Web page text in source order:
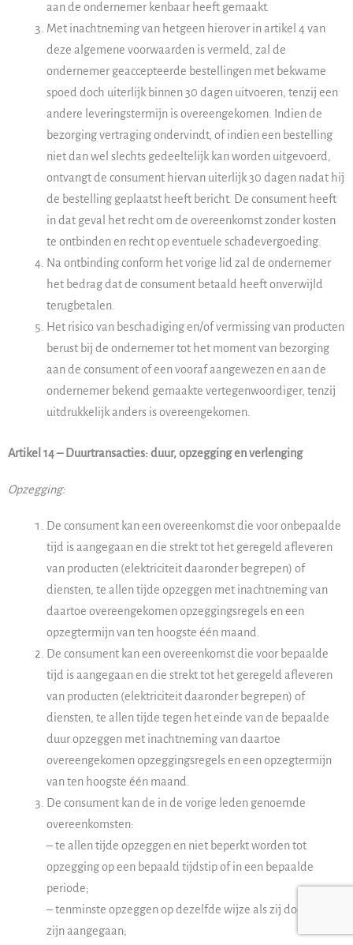
aan de ondernemer kenbaar heeft gemaakt.
Met inachtneming van hetgeen hierover in artikel 4 van
deze algemene voorwaarden is vermeld, zal de
ondernemer geaccepteerde bestellingen met bekwame
spoed doch uiterlijk binnen 30 dagen uitvoeren, tenzij een
andere leveringstermijn is overeengekomen. Indien de
bezorging vertraging ondervindt, of indien een bestelling
niet dan wel slechts gedeeltelijk kan worden uitgevoerd,
ontvangt de consument hiervan uiterlijk 30 dagen nadat hij
de bestelling geplaatst heeft bericht. De consument heeft
in dat geval het recht om de overeenkomst zonder kosten
te ontbinden en recht op eventuele schadevergoeding.
Na ontbinding conform het vorige lid zal de ondernemer
het bedrag dat de consument betaald heeft onverwijld
terugbetalen.
Het risico van beschadiging en/of vermissing van producten
berust bij de ondernemer tot het moment van bezorging
aan de consument of een vooraf aangewezen en aan de
ondernemer bekend gemaakte vertegenwoordiger, tenzij
uitdrukkelijk anders is overeengekomen.
Artikel 14 – Duurtransacties: duur, opzegging en verlenging
Opzegging:
De consument kan een overeenkomst die voor onbepaalde
tijd is aangegaan en die strekt tot het geregeld afleveren
van producten (elektriciteit daaronder begrepen) of
diensten, te allen tijde opzeggen met inachtneming van
daartoe overeengekomen opzeggingsregels en een
opzegtermijn van ten hoogste één maand.
De consument kan een overeenkomst die voor bepaalde
tijd is aangegaan en die strekt tot het geregeld afleveren
van producten (elektriciteit daaronder begrepen) of
diensten, te allen tijde tegen het einde van de bepaalde
duur opzeggen met inachtneming van daartoe
overeengekomen opzeggingsregels en een opzegtermijn
van ten hoogste één maand.
De consument kan de in de vorige leden genoemde
overeenkomsten:
– te allen tijde opzeggen en niet beperkt worden tot
opzegging op een bepaald tijdstip of in een bepaalde
periode;
– tenminste opzeggen op dezelfde wijze als zij door hem
zijn aangegaan;